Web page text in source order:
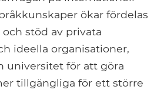
ökar fördelas
stöd av privata
ideella organisationer,
universitet för att göra
tillgängliga för ett större